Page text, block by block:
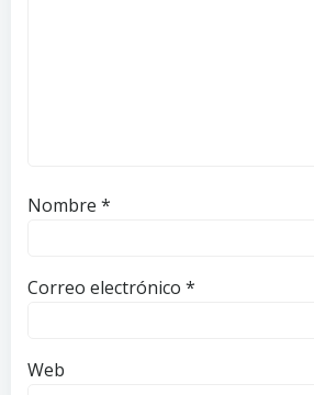
Nombre *
Correo electrónico *
Web